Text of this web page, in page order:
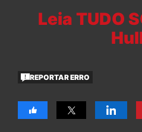
Leia TUDO
REPORTAR ERRO